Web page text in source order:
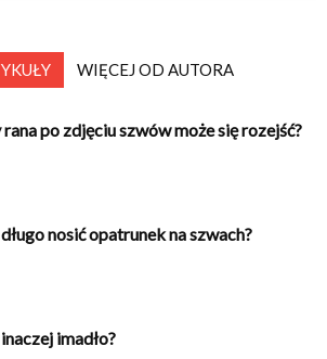
WIĘCEJ OD AUTORA
rana po zdjęciu szwów może się rozejść?
nosić opatrunek na szwach?
imadło?